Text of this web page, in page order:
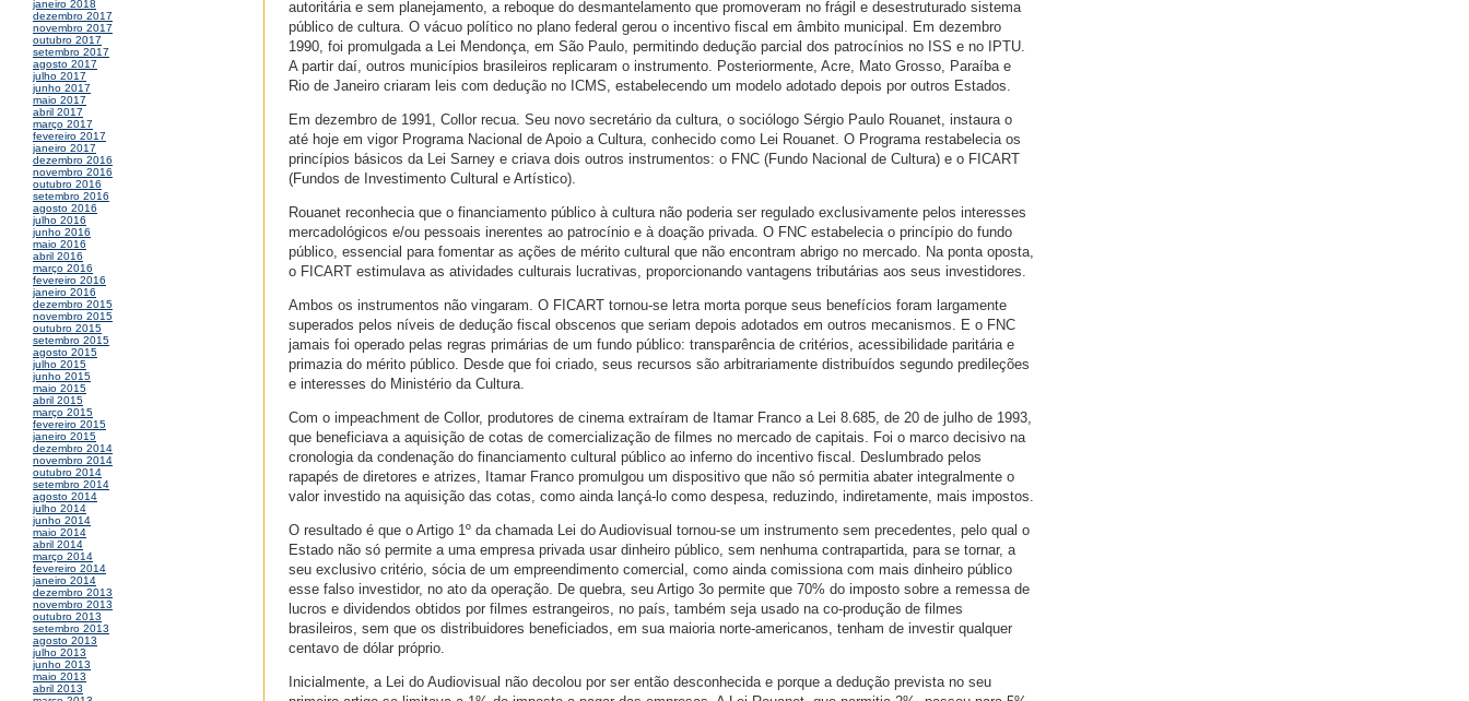
janeiro 2018
dezembro 2017
novembro 2017
outubro 2017
setembro 2017
agosto 2017
julho 2017
junho 2017
maio 2017
abril 2017
março 2017
fevereiro 2017
janeiro 2017
dezembro 2016
novembro 2016
outubro 2016
setembro 2016
agosto 2016
julho 2016
junho 2016
maio 2016
abril 2016
março 2016
fevereiro 2016
janeiro 2016
dezembro 2015
novembro 2015
outubro 2015
setembro 2015
agosto 2015
julho 2015
junho 2015
maio 2015
abril 2015
março 2015
fevereiro 2015
janeiro 2015
dezembro 2014
novembro 2014
outubro 2014
setembro 2014
agosto 2014
julho 2014
junho 2014
maio 2014
abril 2014
março 2014
fevereiro 2014
janeiro 2014
dezembro 2013
novembro 2013
outubro 2013
setembro 2013
agosto 2013
julho 2013
junho 2013
maio 2013
abril 2013
autoritária e sem planejamento, a reboque do desmantelamento que promoveram no frágil e desestruturado sistema
público de cultura. O vácuo político no plano federal gerou o incentivo fiscal em âmbito municipal. Em dezembro
1990, foi promulgada a Lei Mendonça, em São Paulo, permitindo dedução parcial dos patrocínios no ISS e no IPTU.
A partir daí, outros municípios brasileiros replicaram o instrumento. Posteriormente, Acre, Mato Grosso, Paraíba e
Rio de Janeiro criaram leis com dedução no ICMS, estabelecendo um modelo adotado depois por outros Estados.
Em dezembro de 1991, Collor recua. Seu novo secretário da cultura, o sociólogo Sérgio Paulo Rouanet, instaura o
até hoje em vigor Programa Nacional de Apoio a Cultura, conhecido como Lei Rouanet. O Programa restabelecia os
princípios básicos da Lei Sarney e criava dois outros instrumentos: o FNC (Fundo Nacional de Cultura) e o FICART
(Fundos de Investimento Cultural e Artístico).
Rouanet reconhecia que o financiamento público à cultura não poderia ser regulado exclusivamente pelos interesses
mercadológicos e/ou pessoais inerentes ao patrocínio e à doação privada. O FNC estabelecia o princípio do fundo
público, essencial para fomentar as ações de mérito cultural que não encontram abrigo no mercado. Na ponta oposta,
o FICART estimulava as atividades culturais lucrativas, proporcionando vantagens tributárias aos seus investidores.
Ambos os instrumentos não vingaram. O FICART tornou-se letra morta porque seus benefícios foram largamente
superados pelos níveis de dedução fiscal obscenos que seriam depois adotados em outros mecanismos. E o FNC
jamais foi operado pelas regras primárias de um fundo público: transparência de critérios, acessibilidade paritária e
primazia do mérito público. Desde que foi criado, seus recursos são arbitrariamente distribuídos segundo predileções
e interesses do Ministério da Cultura.
Com o impeachment de Collor, produtores de cinema extraíram de Itamar Franco a Lei 8.685, de 20 de julho de 1993,
que beneficiava a aquisição de cotas de comercialização de filmes no mercado de capitais. Foi o marco decisivo na
cronologia da condenação do financiamento cultural público ao inferno do incentivo fiscal. Deslumbrado pelos
rapapés de diretores e atrizes, Itamar Franco promulgou um dispositivo que não só permitia abater integralmente o
valor investido na aquisição das cotas, como ainda lançá-lo como despesa, reduzindo, indiretamente, mais impostos.
O resultado é que o Artigo 1º da chamada Lei do Audiovisual tornou-se um instrumento sem precedentes, pelo qual o
Estado não só permite a uma empresa privada usar dinheiro público, sem nenhuma contrapartida, para se tornar, a
seu exclusivo critério, sócia de um empreendimento comercial, como ainda comissiona com mais dinheiro público
esse falso investidor, no ato da operação. De quebra, seu Artigo 3o permite que 70% do imposto sobre a remessa de
lucros e dividendos obtidos por filmes estrangeiros, no país, também seja usado na co-produção de filmes
brasileiros, sem que os distribuidores beneficiados, em sua maioria norte-americanos, tenham de investir qualquer
centavo de dólar próprio.
Inicialmente, a Lei do Audiovisual não decolou por ser então desconhecida e porque a dedução prevista no seu